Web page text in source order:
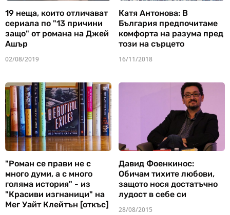
19 неща, които отличават
сериала по "13 причини
защо" от романа на Джей
Ашър
02/08/2019
Катя Антонова: В
България предпочитаме
комфорта на разума пред
този на сърцето
16/11/2018
"Роман се прави не с
много думи, а с много
голяма история" - из
"Красиви изгнаници" на
Мег Уайт Клейтън [откъс]
Давид Фоенкинос:
Обичам тихите любови,
защото нося достатъчно
лудост в себе си
28/08/2015